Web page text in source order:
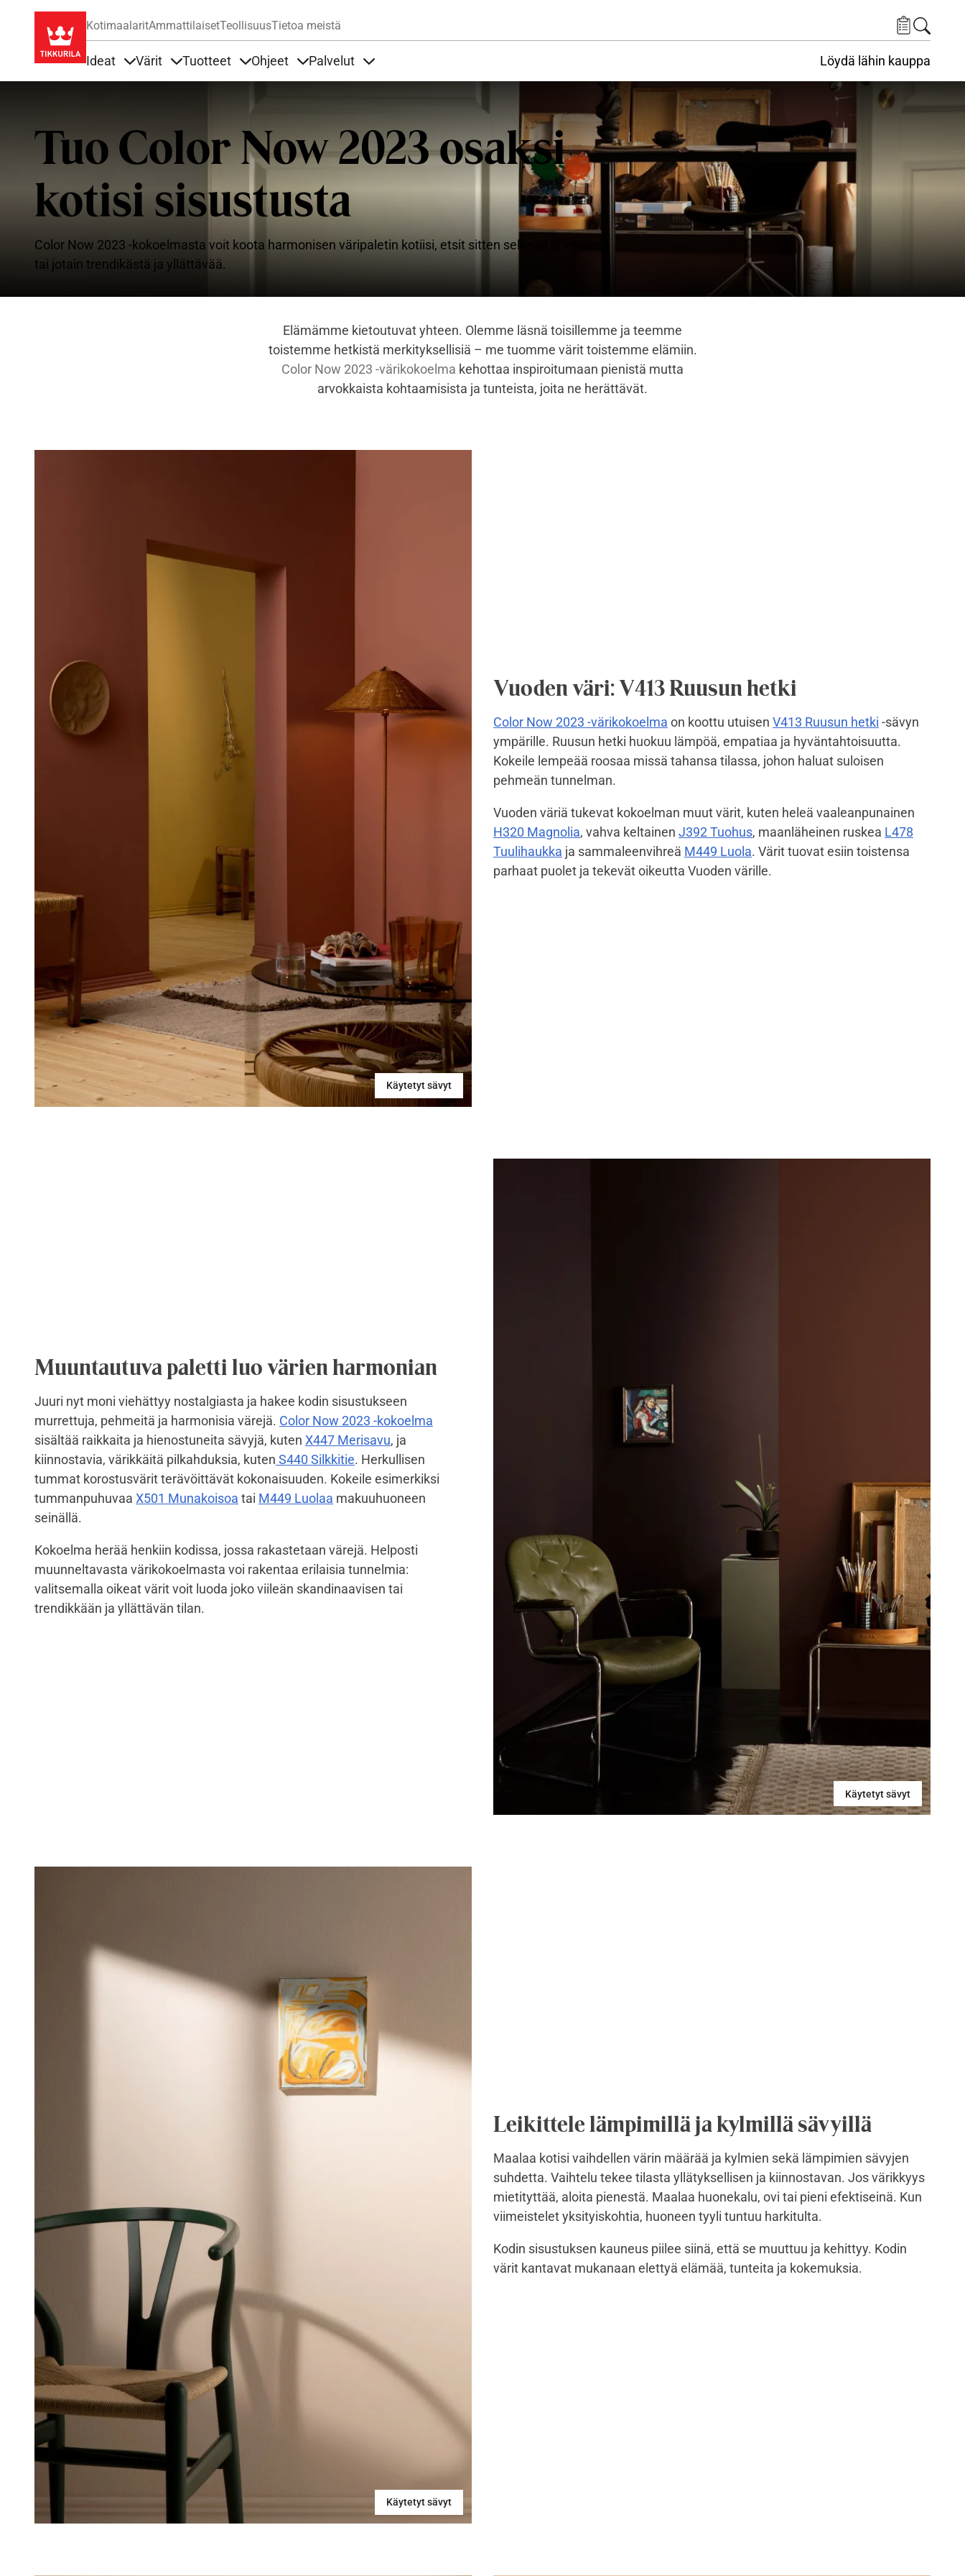
KotimaalaritAmmattilaisetTeollisuusTietoa meistä
Ideat Värit Tuotteet Ohjeet Palvelut Löydä lähin kauppa
Tuo Color Now 2023 osaksi
kotisi sisustusta
Color Now 2023 -kokoelmasta voit koota harmonisen väripaletin kotiisi, etsit sitten selkeää ja vaaleaa
tai jotain trendikästä ja yllättävää.
Elämämme kietoutuvat yhteen. Olemme läsnä toisillemme ja teemme
toistemme hetkistä merkityksellisiä – me tuomme värit toistemme elämiin.
Color Now 2023 -värikokoelma kehottaa inspiroitumaan pienistä mutta
arvokkaista kohtaamisista ja tunteista, joita ne herättävät.
Käytetyt sävyt
Vuoden väri: V413 Ruusun hetki
Color Now 2023 -värikokoelma on koottu utuisen V413 Ruusun hetki -sävyn
ympärille. Ruusun hetki huokuu lämpöä, empatiaa ja hyväntahtoisuutta.
Kokeile lempeää roosaa missä tahansa tilassa, johon haluat suloisen
pehmeän tunnelman.
Vuoden väriä tukevat kokoelman muut värit, kuten heleä vaaleanpunainen
H320 Magnolia, vahva keltainen J392 Tuohus, maanläheinen ruskea L478
Tuulihaukka ja sammaleenvihreä M449 Luola. Värit tuovat esiin toistensa
parhaat puolet ja tekevät oikeutta Vuoden värille.
Käytetyt sävyt
Muuntautuva paletti luo värien harmonian
Juuri nyt moni viehättyy nostalgiasta ja hakee kodin sisustukseen
murrettuja, pehmeitä ja harmonisia värejä. Color Now 2023 -kokoelma
sisältää raikkaita ja hienostuneita sävyjä, kuten X447 Merisavu, ja
kiinnostavia, värikkäitä pilkahduksia, kuten S440 Silkkitie. Herkullisen
tummat korostusvärit terävöittävät kokonaisuuden. Kokeile esimerkiksi
tummanpuhuvaa X501 Munakoisoa tai M449 Luolaa makuuhuoneen
seinällä.
Kokoelma herää henkiin kodissa, jossa rakastetaan värejä. Helposti
muunneltavasta värikokoelmasta voi rakentaa erilaisia tunnelmia:
valitsemalla oikeat värit voit luoda joko viileän skandinaavisen tai
trendikkään ja yllättävän tilan.
Käytetyt sävyt
Leikittele lämpimillä ja kylmillä sävyillä
Maalaa kotisi vaihdellen värin määrää ja kylmien sekä lämpimien sävyjen
suhdetta. Vaihtelu tekee tilasta yllätyksellisen ja kiinnostavan. Jos värikkyys
mietityttää, aloita pienestä. Maalaa huonekalu, ovi tai pieni efektiseinä. Kun
viimeistelet yksityiskohtia, huoneen tyyli tuntuu harkitulta.
Kodin sisustuksen kauneus piilee siinä, että se muuttuu ja kehittyy. Kodin
värit kantavat mukanaan elettyä elämää, tunteita ja kokemuksia.